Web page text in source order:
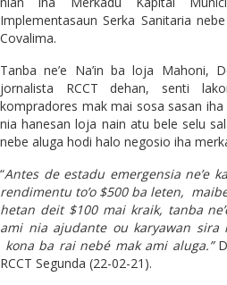
Implementasaun Serka Sanitaria
Covalima.
Tanba ne’e Na’in ba loja Mahoni,
jornalista RCCT dehan, senti
kompradores mak mai sosa sasan iha
nia hanesan loja nain atu bele selu
nebe aluga hodi halo negosio iha
“Antes de estadu emergensia ne’e
rendimentu to’o $500 ba leten,
hetan deit $100 mai kraik, tanba
ami nia ajudante ou karyawan sira
kona ba rai nebé mak ami aluga.”
RCCT Segunda (22-02-21).